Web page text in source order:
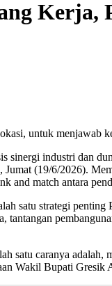
Kerja,
untuk menjawab
sinergi industri
(19/6/2026).
and match antara
satu strategi
satu caranya
Wakil Bupati Gresik